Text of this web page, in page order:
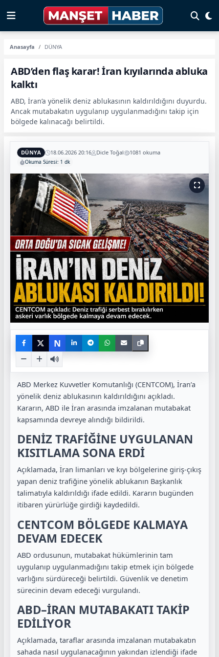
Anasayfa DÜNYA
ABD’den flaş karar! İran kıyılarında abluka
kalktı
ABD, İran’a yönelik deniz ablukasının kaldırıldığını duyurdu.
Ancak mutabakatın uygulanıp uygulanmadığını takip için
bölgede kalınacağı belirtildi.
DÜNYA 18.06.2026 20:16 Dicle Toğal 1081 okuma
Okuma Süresi: 1 dk
N
ABD Merkez Kuvvetler Komutanlığı (CENTCOM), İran’a
yönelik deniz ablukasının kaldırıldığını açıkladı.
Kararın, ABD ile İran arasında imzalanan mutabakat
kapsamında devreye alındığı bildirildi.
DENİZ TRAFİĞİNE UYGULANAN
KISITLAMA SONA ERDİ
Açıklamada, İran limanları ve kıyı bölgelerine giriş-çıkış
yapan deniz trafiğine yönelik ablukanın Başkanlık
talimatıyla kaldırıldığı ifade edildi. Kararın bugünden
itibaren yürürlüğe girdiği kaydedildi.
CENTCOM BÖLGEDE KALMAYA
DEVAM EDECEK
ABD ordusunun, mutabakat hükümlerinin tam
uygulanıp uygulanmadığını takip etmek için bölgede
varlığını sürdüreceği belirtildi. Güvenlik ve denetim
sürecinin devam edeceği vurgulandı.
ABD–İRAN MUTABAKATI TAKİP
EDİLİYOR
Açıklamada, taraflar arasında imzalanan mutabakatın
sahada nasıl uygulanacağının yakından izlendiği ifade